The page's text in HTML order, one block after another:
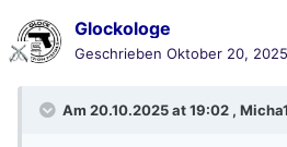
Glockologe
Geschrieben Oktober 20,
Am 20.10.2025 at 19:02 ,